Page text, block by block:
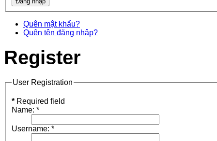
Quên mật khẩu?
Quên tên đăng nhập?
Register
User Registration
* Required field
Name: *
Username: *